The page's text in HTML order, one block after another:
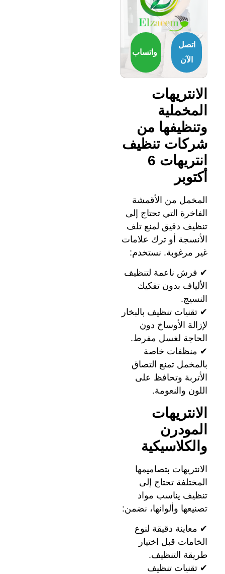
اتصل
الآن
واتساب
الانتريهات
المخملية
وتنظيفها من
شركات تنظيف
انتريهات 6
أكتوبر
المخمل من الأقمشة
الفاخرة التي تحتاج إلى
تنظيف دقيق لمنع تلف
الأنسجة أو ترك علامات
غير مرغوبة. نستخدم:
✔ فرش ناعمة لتنظيف
الألياف بدون تفكيك
النسيج.
✔ تقنيات تنظيف بالبخار
لإزالة الأوساخ دون
الحاجة لغسل مفرط.
✔ منظفات خاصة
بالمخمل تمنع التصاق
الأتربة وتحافظ على
اللون والنعومة.
الانتريهات
المودرن
والكلاسيكية
الانتريهات بتصاميمها
المختلفة تحتاج إلى
تنظيف يناسب مواد
تصنيعها وألوانها، نضمن:
✔ معاينة دقيقة لنوع
الخامات قبل اختيار
طريقة التنظيف.
✔ تقنيات تنظيف